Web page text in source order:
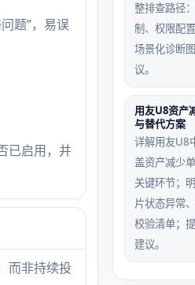
题”，易误
已启用，并
而非持续投
整排查路径
制、权限配
场景化诊断
议。
用友U8资产
与替代方案
详解用友U8
盖资产减少
关键环节；
片状态异常
校验清单；
建议。